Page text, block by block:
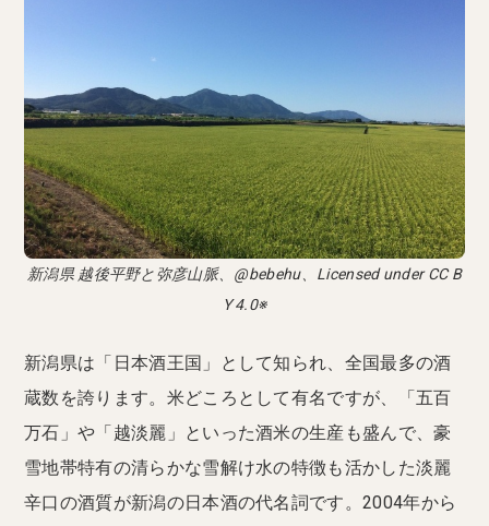
新潟県 越後平野と弥彦山脈、@bebehu、Licensed under CC B
Y 4.0※
新潟県は「日本酒王国」として知られ、全国最多の酒
蔵数を誇ります。米どころとして有名ですが、「五百
万石」や「越淡麗」といった酒米の生産も盛んで、豪
雪地帯特有の清らかな雪解け水の特徴も活かした淡麗
辛口の酒質が新潟の日本酒の代名詞です。2004年から